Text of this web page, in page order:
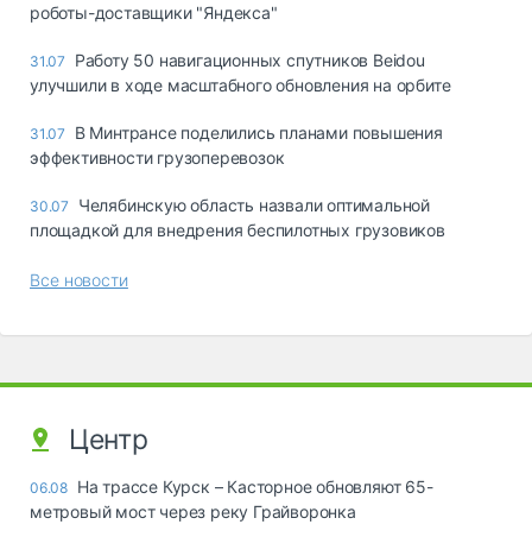
роботы-доставщики "Яндекса"
31.07
Работу 50 навигационных спутников Beidou
улучшили в ходе масштабного обновления на орбите
31.07
В Минтрансе поделились планами повышения
эффективности грузоперевозок
30.07
Челябинскую область назвали оптимальной
площадкой для внедрения беспилотных грузовиков
Все новости
Центр
06.08 На трассе Курск – Касторное обновляют 65-
метровый мост через реку Грайворонка